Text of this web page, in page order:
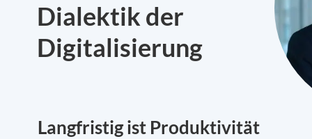
Dialektik der
Digitalisierung
Langfristig ist Produktivität